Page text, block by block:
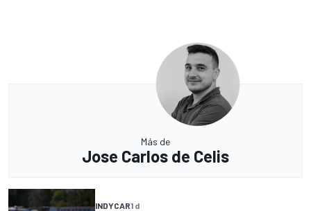
Más de
Jose Carlos de Celis
INDYCAR1 d